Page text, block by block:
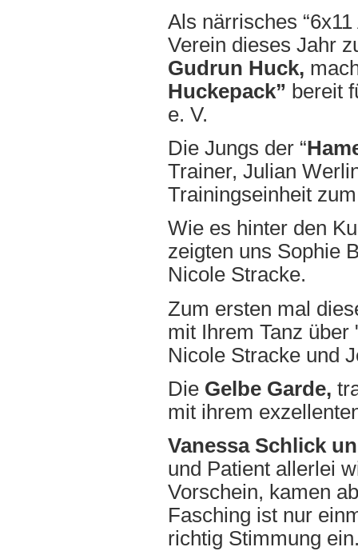
Als närrisches
Verein dieses Jahr
Gudrun Huck,
Huckepack” bereit
e. V.
Die Jungs der “
Trainer, Julian
Trainingseinheit
Wie es hinter den
zeigten uns Sophie
Nicole Stracke.
Zum ersten mal
mit Ihrem Tanz über
Nicole Stracke und
Die Gelbe Garde,
mit ihrem
Vanessa Schlick
und Patient allerlei
Vorschein, kamen
Fasching ist nur
richtig Stimmung